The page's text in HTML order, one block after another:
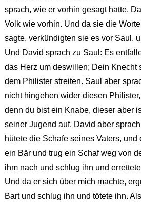
sprach, wie er vorhin gesagt hatte.
Volk wie vorhin. Und da sie die
sagte, verkündigten sie es vor Saul,
Und David sprach zu Saul: Es
das Herz um deswillen; Dein Knecht
dem Philister streiten. Saul aber
nicht hingehen wider diesen
denn du bist ein Knabe, dieser aber
seiner Jugend auf. David aber
hütete die Schafe seines Vaters, und
ein Bär und trug ein Schaf weg von
ihm nach und schlug ihn und
Und da er sich über mich machte,
Bart und schlug ihn und tötete ihn.